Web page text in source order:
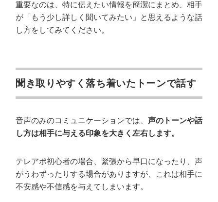
重要なのは、特に伝えたい情報を簡潔にまとめ、相手
が「もう少し詳しく聞いてみたい」と思えるような話
し方をしてみてください。
聞き取りやすく落ち着いたトーンで話す
音声のみのコミュニケーションでは、 声のトーンや話
し方は相手に与える印象を大きく左右します。
テレアポ初心者の場合、緊張から早口になったり、声
がうわずったりする場合がありますが、これは相手に
不安感や不信感を与えてしまいます。